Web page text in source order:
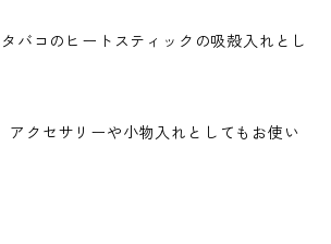
バコのヒートスティックの吸殻入れとし
アクセサリーや小物入れとしてもお使い